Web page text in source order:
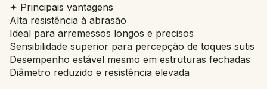
✦ Principais vantagens
Alta resistência à abrasão
Ideal para arremessos longos e precisos
Sensibilidade superior para percepção de toques sutis
Desempenho estável mesmo em estruturas fechadas
Diâmetro reduzido e resistência elevada